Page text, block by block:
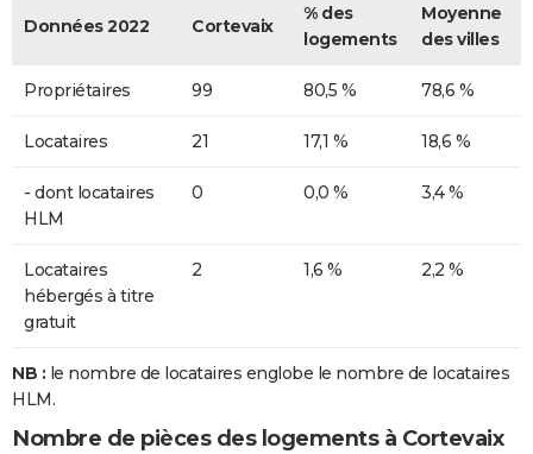
Données 2022 Cortevaix
% des
logements
Moyenne
des villes
Propriétaires 99 80,5 % 78,6 %
Locataires 21 17,1 % 18,6 %
- dont locataires
HLM
0 0,0 % 3,4 %
Locataires
hébergés à titre
gratuit
2 1,6 % 2,2 %
NB : le nombre de locataires englobe le nombre de locataires
HLM.
Nombre de pièces des logements à Cortevaix